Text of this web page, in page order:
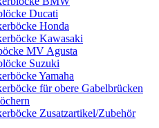
Ducati
Honda
Kawasaki
MV Agusta
Suzuki
Yamaha
für obere Gabelbrücken
Zusatzartikel/Zubehör